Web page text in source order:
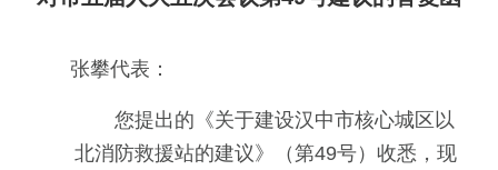
张攀代表：
您提出的《关于建设汉中市核心城区以
北消防救援站的建议》（第49号）收悉，现